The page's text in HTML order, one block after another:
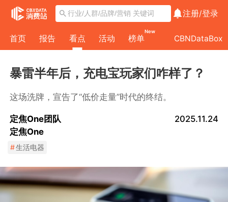
注册/登录
首页 报告 看点 活动 榜单
New
CBNDataBox
暴雷半年后，充电宝玩家们咋样了？
这场洗牌，宣告了“低价走量”时代的终结。
定焦One团队
定焦One
2025.11.24
#生活电器